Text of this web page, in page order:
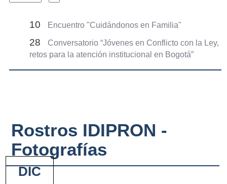
10 Encuentro "Cuidándonos en Familia"
28
Conversatorio “Jóvenes en Conflicto con la Ley,
retos para la atención institucional en Bogotá”
Rostros IDIPRON -
Fotografías
DIC